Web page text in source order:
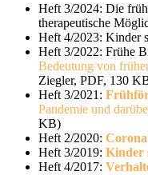
Heft 3/2024: Die
therapeutische
Heft 4/2023: Kinder
Heft 3/2022: Frühe
Bedeutung von
Ziegler, PDF, 130
Heft 3/2021:
Pandemie und
KB)
Heft 2/2020:
Heft 3/2019: Kinder
Heft 4/2017: